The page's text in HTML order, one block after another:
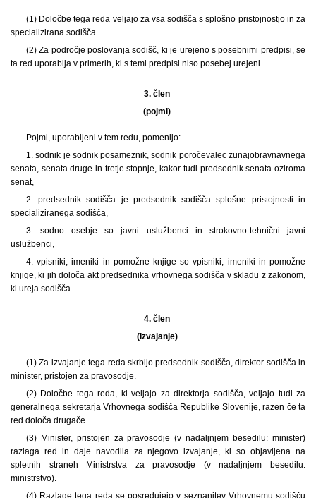
(1) Določbe tega reda veljajo za vsa sodišča s splošno pristojnostjo in za
specializirana sodišča.
(2) Za področje poslovanja sodišč, ki je urejeno s posebnimi predpisi, se
ta red uporablja v primerih, ki s temi predpisi niso posebej urejeni.
3. člen
(pojmi)
Pojmi, uporabljeni v tem redu, pomenijo:
1. sodnik je sodnik posameznik, sodnik poročevalec zunajobravnavnega
senata, senata druge in tretje stopnje, kakor tudi predsednik senata oziroma
senat,
2. predsednik sodišča je predsednik sodišča splošne pristojnosti in
specializiranega sodišča,
3. sodno osebje so javni uslužbenci in strokovno-tehnični javni
uslužbenci,
4. vpisniki, imeniki in pomožne knjige so vpisniki, imeniki in pomožne
knjige, ki jih določa akt predsednika vrhovnega sodišča v skladu z zakonom,
ki ureja sodišča.
4. člen
(izvajanje)
(1) Za izvajanje tega reda skrbijo predsednik sodišča, direktor sodišča in
minister, pristojen za pravosodje.
(2) Določbe tega reda, ki veljajo za direktorja sodišča, veljajo tudi za
generalnega sekretarja Vrhovnega sodišča Republike Slovenije, razen če ta
red določa drugače.
(3) Minister, pristojen za pravosodje (v nadaljnjem besedilu: minister)
razlaga red in daje navodila za njegovo izvajanje, ki so objavljena na
spletnih straneh Ministrstva za pravosodje (v nadaljnjem besedilu:
ministrstvo).
(4) Razlage tega reda se posredujejo v seznanitev Vrhovnemu sodišču